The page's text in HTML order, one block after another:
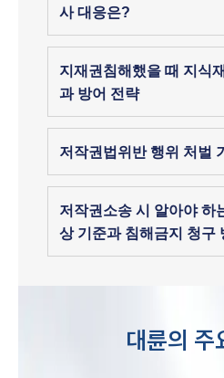
사 대응은?
지재권침해했을 때 지식
과 방어 전략
저작권법위반 행위 처벌
저작권소송 시 알아야 하
상 기준과 침해금지 청구
대륜의 주